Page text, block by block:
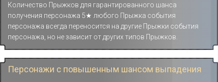
Количество Прыжков для гарантированного шанса
получения персонажа 5★ любого Прыжка события
персонажа всегда переносится на другие Прыжки события
персонажа, но не зависит от других типов Прыжков.
Персонажи с повышенным шансом выпадения